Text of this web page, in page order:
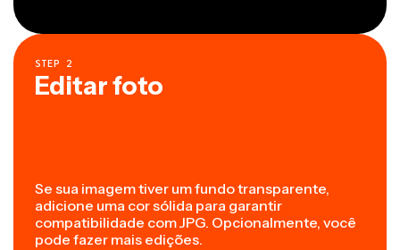
STEP 2
Editar foto
Se sua imagem tiver um fundo transparente,
adicione uma cor sólida para garantir
compatibilidade com JPG. Opcionalmente, você
pode fazer mais edições.